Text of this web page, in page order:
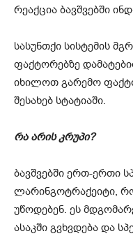
რეაქცია ბავშვებში
სასუნთქი სისტემის
ფაქტორებზე
იხილოთ გარემო
შესახებ სტატიაში.
რა არის კრუპი?
ბავშვებში ერთ-ერთი
ლარინგოტრაქეიტი,
უწოდებენ. ეს
ასაკში გვხვდება და